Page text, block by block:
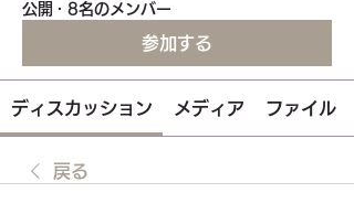
公開 · 8名のメンバー
参加する
ディスカッション メディア ファイル
戻る